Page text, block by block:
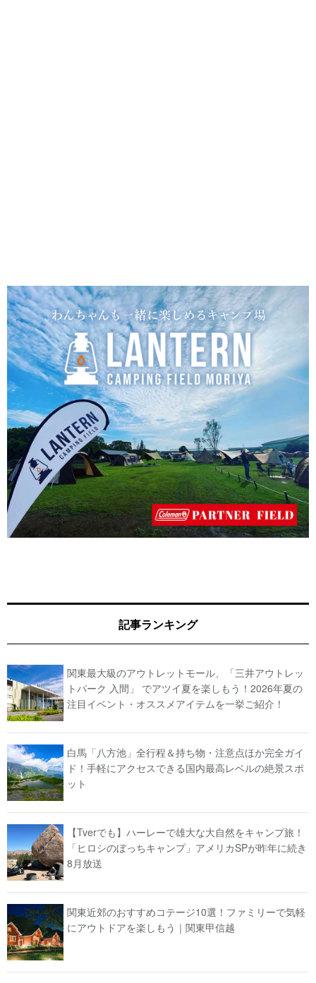
記事ランキング
関東最大級のアウトレットモール、「三井アウトレッ
トパーク 入間」 でアツイ夏を楽しもう！2026年夏の
注目イベント・オススメアイテムを一挙ご紹介！
白馬「八方池」全行程＆持ち物・注意点ほか完全ガイ
ド！手軽にアクセスできる国内最高レベルの絶景スポ
ット
【Tverでも】ハーレーで雄大な大自然をキャンプ旅！
「ヒロシのぼっちキャンプ」アメリカSPが昨年に続き
8月放送
関東近郊のおすすめコテージ10選！ファミリーで気軽
にアウトドアを楽しもう｜関東甲信越